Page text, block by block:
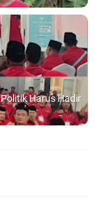
Politik Harus Hadir